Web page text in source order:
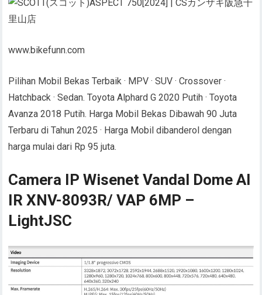
www.bikefunn.com
Pilihan Mobil Bekas Terbaik · MPV · SUV · Crossover ·
Hatchback · Sedan. Toyota Alphard G 2020 Putih · Toyota
Avanza 2018 Putih. Harga Mobil Bekas Dibawah 90 Juta
Terbaru di Tahun 2025 · Harga Mobil dibanderol dengan
harga mulai dari Rp 95 juta.
Camera IP Wisenet Vandal Dome AI
IR XNV-8093R/ VAP 6MP –
LightJSC